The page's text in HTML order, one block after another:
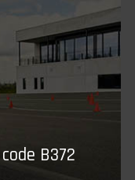
B372